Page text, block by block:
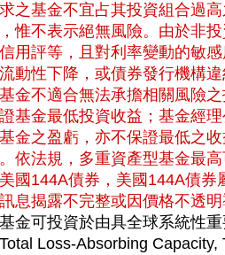
之基金不宜占其投資組合過
惟不表示絕無風險。由於非
用評等，且對利率變動的敏
動性下降，或債券發行機構
金不適合無法承擔相關風險
基金最低投資收益；基金經
金之盈虧，亦不保證最低之
依法規，多重資產型基金最
國144A債券，美國144A債
息揭露不完整或因價格不透
金可投資於由具全球系統性
Total Loss-Absorbing